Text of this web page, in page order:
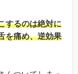
するのは絶対に
を痛め、逆効果